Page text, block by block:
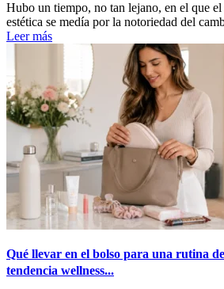
Hubo un tiempo, no tan lejano, en el que
estética se medía por la notoriedad del
Leer más
Qué llevar en el bolso para una rutina
tendencia wellness...